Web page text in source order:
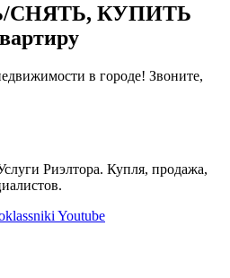
СНЯТЬ, КУПИТЬ
в городе! Звоните,
Риэлтора. Купля, продажа,
Youtube